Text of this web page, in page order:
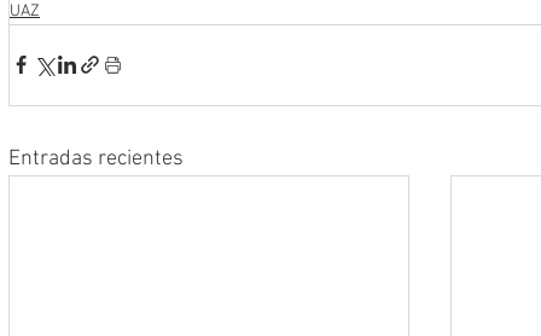
UAZ
Entradas recientes